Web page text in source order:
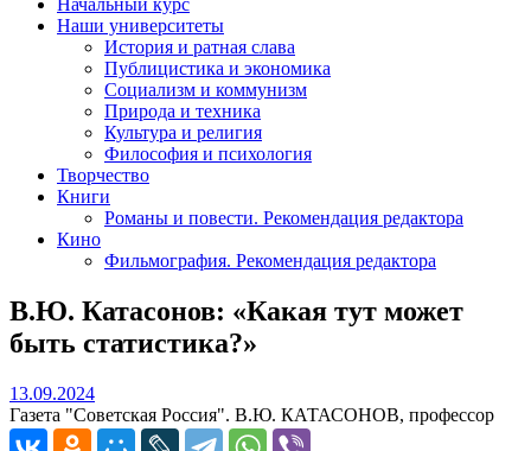
Наши университеты
История и ратная слава
Публицистика и экономика
Социализм и коммунизм
Природа и техника
Культура и религия
Философия и психология
Творчество
Книги
Романы и повести. Рекомендация редактора
Кино
Фильмография. Рекомендация редактора
В.Ю. Катасонов: «Какая тут может
быть статистика?»
13.09.202413.09.2024
Газета "Советская Россия". В.Ю. КАТАСОНОВ, профессор